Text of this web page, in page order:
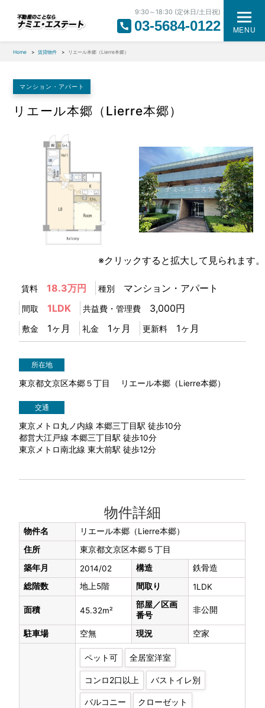
MENU
9:30～18:30 (定休日/土日祝)
03-5684-0122
Home 賃貸物件 リエール本郷（Lierre本郷）
マンション・アパート
リエール本郷（Lierre本郷）
※クリックすると拡大して見られます。
賃料 18.3万円 種別 マンション・アパート
間取 1LDK 共益費・管理費 3,000円
敷金 1ヶ月 礼金 1ヶ月 更新料 1ヶ月
所在地
東京都文京区本郷５丁目 リエール本郷（Lierre本郷）
交通
東京メトロ丸ノ内線 本郷三丁目駅 徒歩10分
都営大江戸線 本郷三丁目駅 徒歩10分
東京メトロ南北線 東大前駅 徒歩12分
物件詳細
物件名
リエール本郷（Lierre本郷）
住所
東京都文京区本郷５丁目
築年月
2014/02 構造
鉄骨造
総階数
地上5階 間取り 1LDK
面積 45.32m²
部屋／区画
番号
非公開
駐車場 空無 現況 空家
ペット可 全居室洋室
コンロ2口以上 バストイレ別
バルコニー クローゼット